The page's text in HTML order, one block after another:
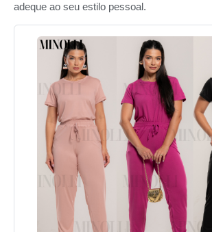
adeque ao seu estilo pessoal.